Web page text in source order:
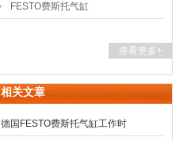
FESTO费斯托气缸
查看更多+
相关文章
德国FESTO费斯托气缸工作时